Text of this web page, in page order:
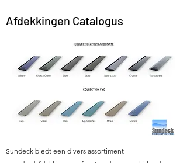
Afdekkingen Catalogus
Sundeck biedt een divers assortiment